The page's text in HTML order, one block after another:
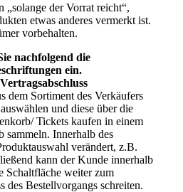
„solange der Vorrat reicht“,
etwas anderes vermerkt ist.
vorbehalten.
nachfolgend die
ein.
dem Sortiment des Verkäufers
und diese über die
Tickets kaufen in einem
sammeln. Innerhalb des
verändert, z.B.
kann der Kunde innerhalb
Schaltfläche weiter zum
des Bestellvorgangs schreiten.